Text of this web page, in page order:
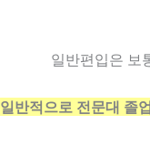
일반편입은 보
일반적으로 전문대 졸